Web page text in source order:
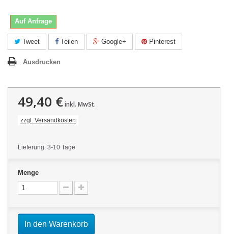
Auf Anfrage
Tweet Teilen Google+ Pinterest
Ausdrucken
49,40 €inkl. MwSt.
zzgl. Versandkosten
Lieferung: 3-10 Tage
Menge
In den Warenkorb